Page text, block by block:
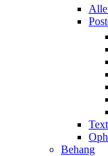
Alle
Behang